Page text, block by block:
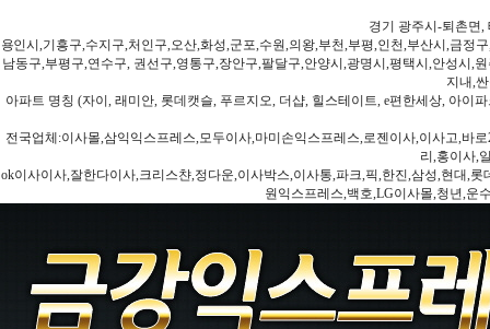
경기 광주시-퇴촌면,
용인시,기흥구,수지구,처인구,오산,화성,군포,수원,의왕,부천,부평,인천,부산시,금
남동구,부평구,연수구, 권선구,영통구,장안구,팔달구,안양시,광명시,평택시,안성시,
지내,
아파트 명칭 (자이, 래미안, 롯데캣슬, 푸르지오, 더샵, 힐스테이트, e편한세상, 아이
전국업체:이사몰,삼익익스프레스,모두이사,마미손익스프레스,로젠이사,이사고,바
리,홍이사,
ok이사이사,잘한다이사,크리스챤,정다운,이사박스,이사통,파크,픽,한진,삼성,현대,
원익스프레스,백호,LG이사몰,청년,운